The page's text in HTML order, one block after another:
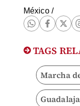
México/
TAGS
Marcha